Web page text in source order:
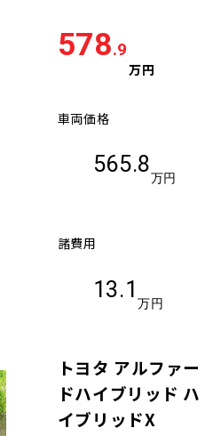
578.9
万円
車両価格
565.8
万円
諸費用
13.1
万円
トヨタ アルファー
ドハイブリッド ハ
イブリッドX